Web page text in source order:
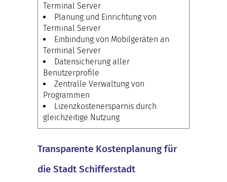
Terminal Server
Planung und Einrichtung von
Terminal Server
Einbindung von Mobilgeräten an
Terminal Server
Datensicherung aller
Benutzerprofile
Zentralle Verwaltung von
Programmen
Lizenzkostenersparnis durch
gleichzeitige Nutzung
Transparente Kostenplanung für
die Stadt Schifferstadt